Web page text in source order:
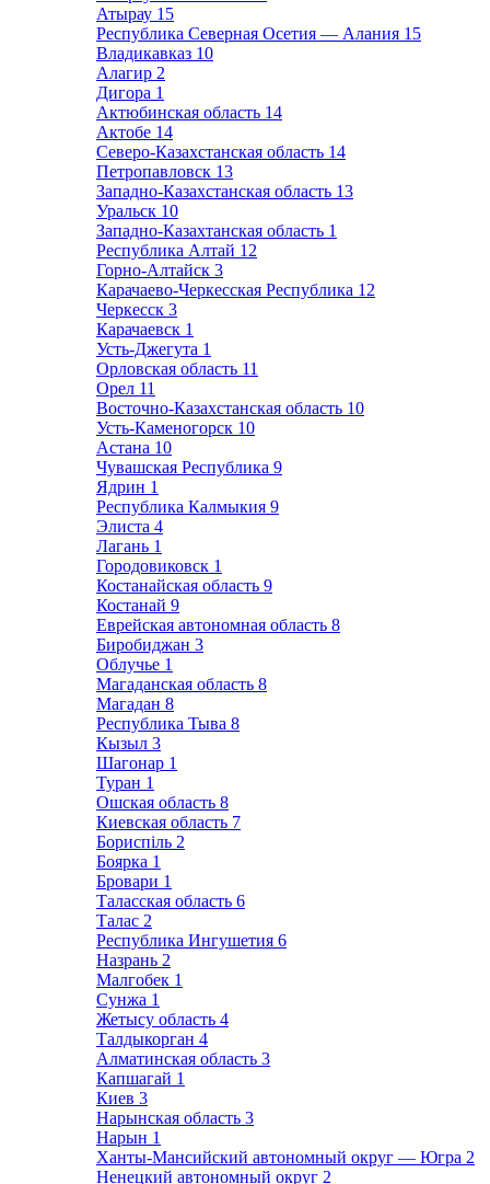
Атырау 15
Республика Северная Осетия — Алания 15
Владикавказ 10
Алагир 2
Дигора 1
Актюбинская область 14
Актобе 14
Северо-Казахстанская область 14
Петропавловск 13
Западно-Казахстанская область 13
Уральск 10
Западно-Казахтанская область 1
Республика Алтай 12
Горно-Алтайск 3
Карачаево-Черкесская Республика 12
Черкесск 3
Карачаевск 1
Усть-Джегута 1
Орловская область 11
Орел 11
Восточно-Казахстанская область 10
Усть-Каменогорск 10
Астана 10
Чувашская Республика 9
Ядрин 1
Республика Калмыкия 9
Элиста 4
Лагань 1
Городовиковск 1
Костанайская область 9
Костанай 9
Еврейская автономная область 8
Биробиджан 3
Облучье 1
Магаданская область 8
Магадан 8
Республика Тыва 8
Кызыл 3
Шагонар 1
Туран 1
Ошская область 8
Киевская область 7
Бориспіль 2
Боярка 1
Бровари 1
Таласская область 6
Талас 2
Республика Ингушетия 6
Назрань 2
Малгобек 1
Сунжа 1
Жетысу область 4
Талдыкорган 4
Алматинская область 3
Капшагай 1
Киев 3
Нарынская область 3
Нарын 1
Ханты-Мансийский автономный округ — Югра 2
Ненецкий автономный округ 2